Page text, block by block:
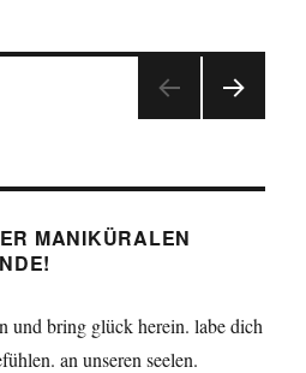
E
MANIKÜRALEN
und bring glück herein. labe dich
an unseren seelen.